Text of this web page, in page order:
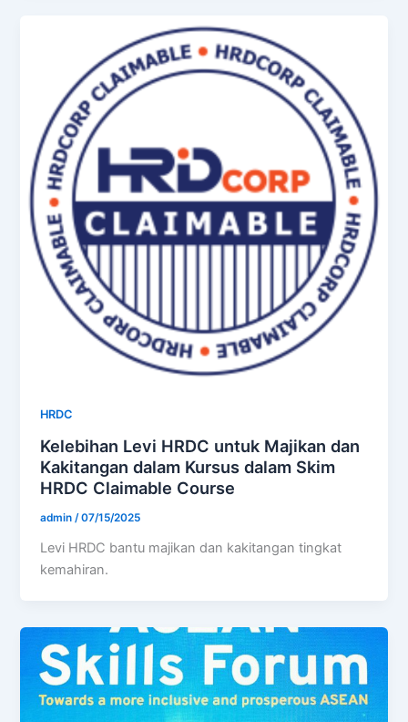
HRDC
Kelebihan Levi HRDC untuk Majikan dan
Kakitangan dalam Kursus dalam Skim
HRDC Claimable Course
admin/07/15/2025
Levi HRDC bantu majikan dan kakitangan tingkat
kemahiran.